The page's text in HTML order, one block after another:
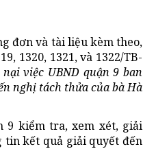
đơn và tài liệu kèm theo,
1320, 1321, và 1322/TB-
nại việc UBND quận 9 ban
nghị tách thửa của bà Hà
9 kiểm tra, xem xét, giải
tin kết quả giải quyết đến